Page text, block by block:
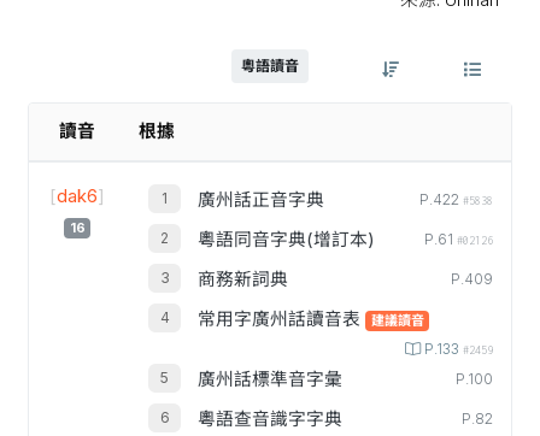
粵語讀音
讀音 根據
[dak6]
16
廣州話正音字典 P.422 #5838
粵語同音字典(增訂本) P.61 #02126
商務新詞典 P.409
常用字廣州話讀音表 建議讀音
P.133 #2459
廣州話標準音字彙 P.100
粵語查音識字字典 P.82